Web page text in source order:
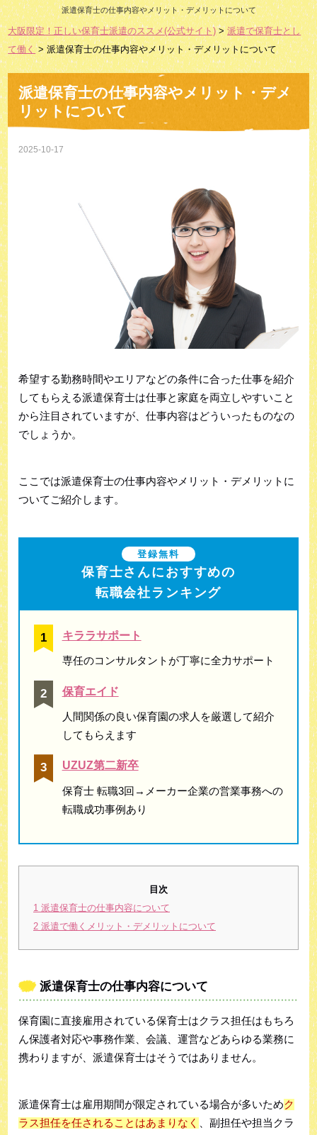
派遣保育士の仕事内容やメリット・デメリットについて
大阪限定！正しい保育士派遣のススメ(公式サイト)>派遣で保育士とし
て働く> 派遣保育士の仕事内容やメリット・デメリットについて
派遣保育士の仕事内容やメリット・デメ
リットについて
2025-10-17
希望する勤務時間やエリアなどの条件に合った仕事を紹介
してもらえる派遣保育士は仕事と家庭を両立しやすいこと
から注目されていますが、仕事内容はどういったものなの
でしょうか。
ここでは派遣保育士の仕事内容やメリット・デメリットに
ついてご紹介します。
登録無料
保育士さんにおすすめの
転職会社ランキング
キララサポート
専任のコンサルタントが丁寧に全力サポート
保育エイド
人間関係の良い保育園の求人を厳選して紹介
してもらえます
UZUZ第二新卒
保育士 転職3回→メーカー企業の営業事務への
転職成功事例あり
目次
1 派遣保育士の仕事内容について
2 派遣で働くメリット・デメリットについて
派遣保育士の仕事内容について
保育園に直接雇用されている保育士はクラス担任はもちろ
ん保護者対応や事務作業、会議、運営などあらゆる業務に
携わりますが、派遣保育士はそうではありません。
派遣保育士は雇用期間が限定されている場合が多いためク
ラス担任を任されることはあまりなく 、副担任や担当クラ